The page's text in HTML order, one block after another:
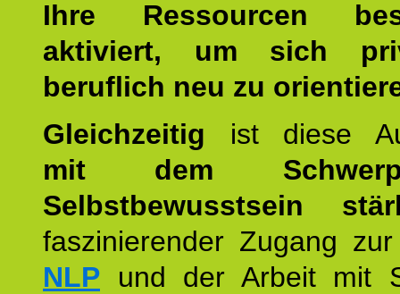
Ihre Ressourcen
aktiviert, um sich
beruflich neu zu
Gleichzeitig ist diese
mit dem
Selbstbewusstsein
faszinierender Zugang
NLP und der Arbeit mit